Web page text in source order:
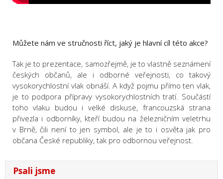
Můžete nám ve stručnosti říct, jaký je hlavní cíl této akce?
Tak je to prezentace, samozřejmě, je to vlastně seznámení
českých občanů, ale i odborné veřejnosti, co takový
vysokorychlostní vlak obnáší. A když pojmu přímo ten vlak,
je to podpora přípravy vysokorychlostních tratí. Součástí
toho vlaku budou i velké diskuse, francouzská strana
přivezla i odborníky, kteří budou na železničním veletrhu
v Brně, čili není to jen symbol, ale je to i osvěta jak pro
občana České republiky, tak pro odbornou veřejnost.
Psali jsme